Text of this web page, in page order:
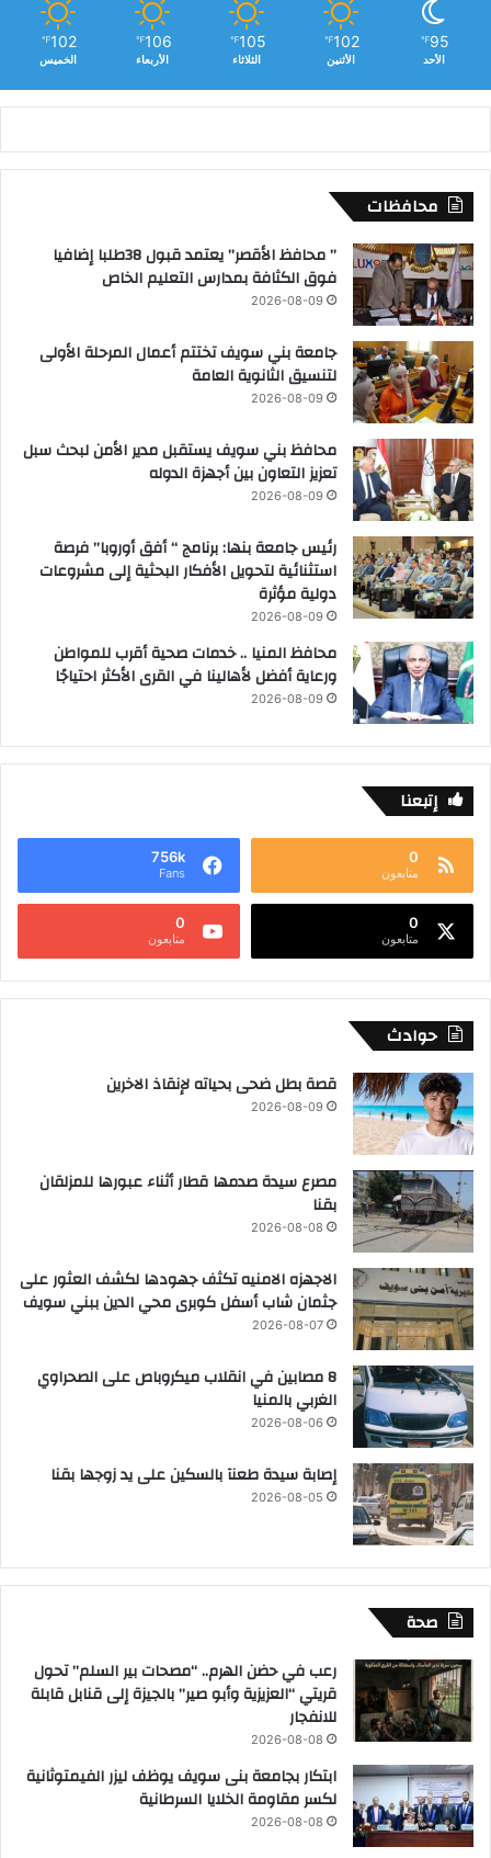
95
℉
الأحد
102
℉
الأثنين
105
℉
الثلاثاء
106
℉
الأربعاء
102
℉
الخميس
محافظات
” محافظ الأقصر” يعتمد قبول 38طلبا إضافيا
فوق الكثافة بمدارس التعليم الخاص
2026-08-09
جامعة بني سويف تختتم أعمال المرحلة الأولى
لتنسيق الثانوية العامة
2026-08-09
محافظ بني سويف يستقبل مدير الأمن لبحث سبل
تعزيز التعاون بين أجهزة الدوله
2026-08-09
رئيس جامعة بنها: برنامج “ أفق أوروبا” فرصة
استثنائية لتحويل الأفكار البحثية إلى مشروعات
دولية مؤثرة
2026-08-09
محافظ المنيا .. خدمات صحية أقرب للمواطن
ورعاية أفضل لأهالينا في القرى الأكثر احتياجًا
2026-08-09
إتبعنا
0
متابعون
756k
Fans
0
متابعون
0
متابعون
حوادث
قصة بطل ضحى بحياته لإنقاذ الاخرين
2026-08-09
مصرع سيدة صدمها قطار أثناء عبورها للمزلقان
بقنا
2026-08-08
الاجهزه الامنيه تكثف جهودها لكشف العثور على
جثمان شاب أسفل كوبرى محي الدين ببني سويف
2026-08-07
8 مصابين في انقلاب ميكروباص على الصحراوي
الغربي بالمنيا
2026-08-06
إصابة سيدة طعنآ بالسكين على يد زوجها بقنا
2026-08-05
صحة
رعب في حضن الهرم.. “مصحات بير السلم” تحول
قريتي “العزيزية وأبو صير” بالجيزة إلى قنابل قابلة
للانفجار
2026-08-08
ابتكار بجامعة بنى سويف يوظف ليزر الفيمتوثانية
لكسر مقاومة الخلايا السرطانية
2026-08-08